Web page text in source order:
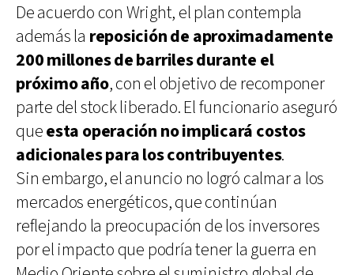
De acuerdo con Wright, el plan contempla
además la reposición de aproximadamente
200 millones de barriles durante el
próximo año, con el objetivo de recomponer
parte del stock liberado. El funcionario aseguró
queesta operación no implicará costos
adicionales para los contribuyentes.
Sin embargo, el anuncio no logró calmar a los
mercados energéticos, que continúan
reflejando la preocupación de los inversores
por el impacto que podría tener la guerra en